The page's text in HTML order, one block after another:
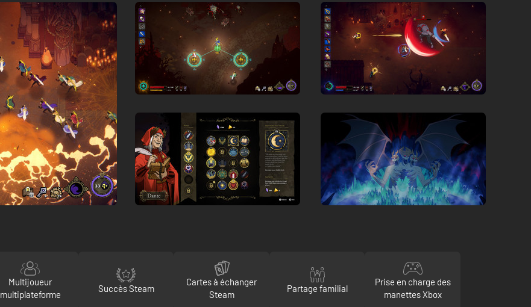
Multijoueur
multiplateforme
Succès Steam
Cartes à échanger
Steam
Partage familial
Prise en charge des
manettes Xbox